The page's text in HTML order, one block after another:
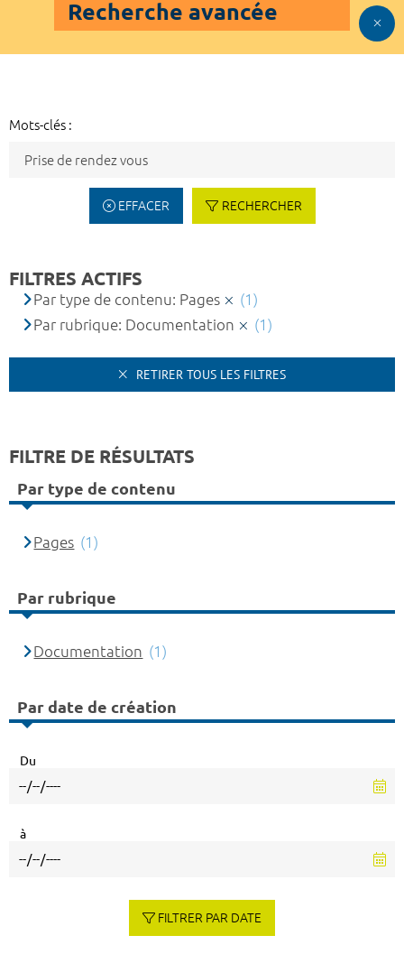
Recherche avancée
Mots-clés :
EFFACER RECHERCHER
FILTRES ACTIFS
Par type de contenu: Pages
(1)
Par rubrique: Documentation
(1)
RETIRER TOUS LES FILTRES
FILTRE DE RÉSULTATS
Par type de contenu
Pages (1)
Par rubrique
Documentation (1)
Par date de création
Du
à
FILTRER PAR DATE